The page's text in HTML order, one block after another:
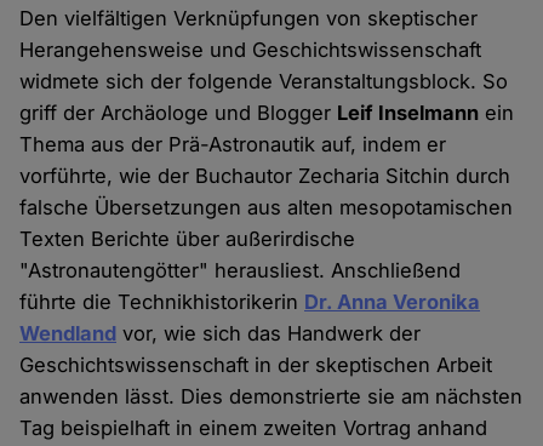
Den vielfältigen Verknüpfungen von skeptischer
Herangehensweise und Geschichtswissenschaft
widmete sich der folgende Veranstaltungsblock. So
griff der Archäologe und Blogger Leif Inselmann ein
Thema aus der Prä-Astronautik auf, indem er
vorführte, wie der Buchautor Zecharia Sitchin durch
falsche Übersetzungen aus alten mesopotamischen
Texten Berichte über außerirdische
"Astronautengötter" herausliest. Anschließend
führte die Technikhistorikerin Dr. Anna Veronika
Wendland vor, wie sich das Handwerk der
Geschichtswissenschaft in der skeptischen Arbeit
anwenden lässt. Dies demonstrierte sie am nächsten
Tag beispielhaft in einem zweiten Vortrag anhand